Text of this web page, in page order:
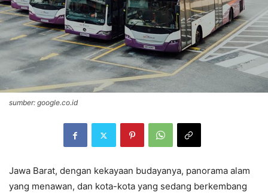
sumber: google.co.id
Jawa Barat, dengan kekayaan budayanya, panorama alam
yang menawan, dan kota-kota yang sedang berkembang